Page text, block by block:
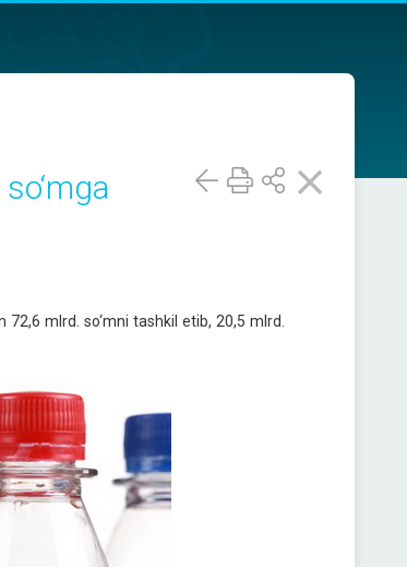
mlrd. so‘mni tashkil etib, 20,5 mlrd.